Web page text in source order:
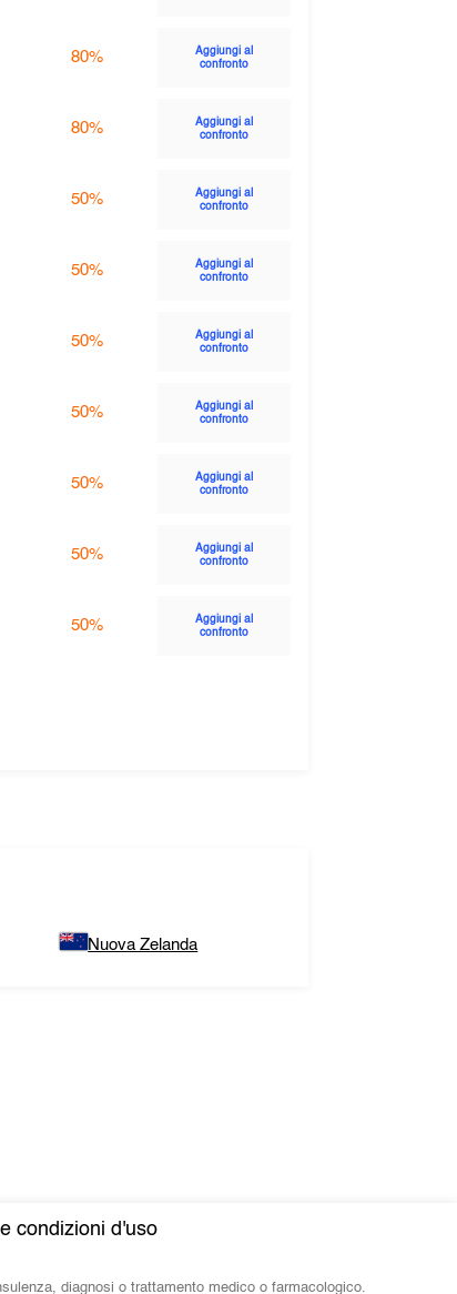
80%
Aggiungi al
confronto
80%
Aggiungi al
confronto
50%
Aggiungi al
confronto
50%
Aggiungi al
confronto
50%
Aggiungi al
confronto
50%
Aggiungi al
confronto
50%
Aggiungi al
confronto
50%
Aggiungi al
confronto
50%
Aggiungi al
confronto
Nuova Zelanda
condizioni d'uso
diagnosi o trattamento medico o farmacologico.